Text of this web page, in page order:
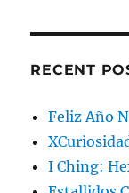
RECENT
Feliz Año
I Ching: